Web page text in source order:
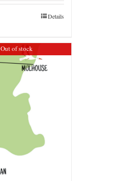
€870,0
Details
Out of stock